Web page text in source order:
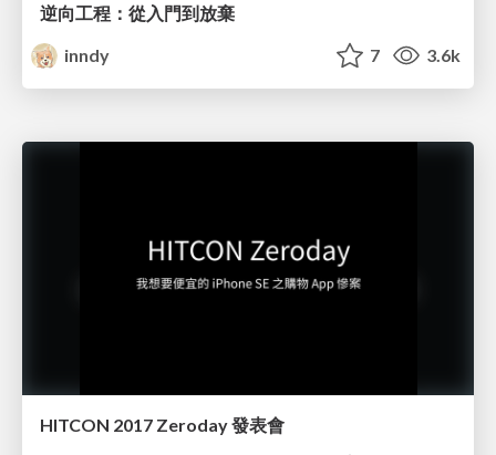
逆向工程：從入門到放棄
inndy
7 3.6k
HITCON 2017 Zeroday 發表會